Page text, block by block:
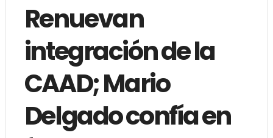
Renuevan
integración de la
CAAD; Mario
Delgado confía en